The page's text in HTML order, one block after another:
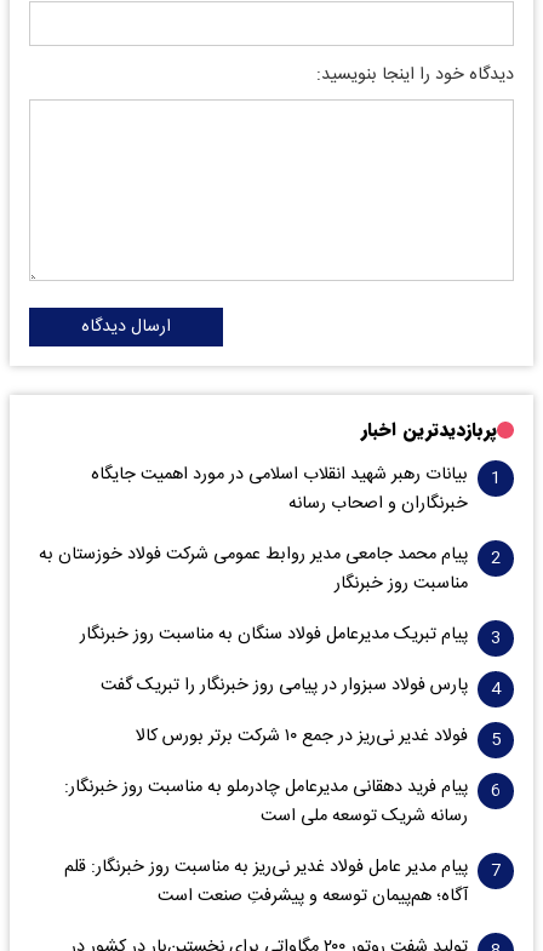
دیدگاه خود را اینجا بنویسید:
ارسال دیدگاه
پربازدیدترین اخبار
بیانات رهبر شهید انقلاب اسلامی در مورد اهمیت جایگاه
خبرنگاران و اصحاب رسانه
پیام محمد جامعی مدیر روابط عمومی شرکت فولاد خوزستان به
مناسبت روز خبرنگار
پیام تبریک مدیرعامل فولاد سنگان به مناسبت روز خبرنگار
پارس فولاد سبزوار در پیامی روز خبرنگار را تبریک گفت
فولاد غدیر نی‌ریز در جمع ۱۰ شرکت برتر بورس کالا
پیام فرید دهقانی مدیرعامل چادرملو به مناسبت روز خبرنگار:
رسانه شریک توسعه ملی است
پیام مدیر عامل فولاد غدیر نی‌ریز به مناسبت روز خبرنگار: قلم
آگاه؛ هم‌پیمان توسعه و پیشرفتِ صنعت است